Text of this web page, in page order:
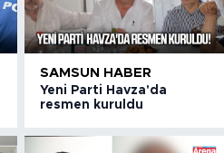
SAMSUN HABER
Yeni Parti Havza'da
resmen kuruldu